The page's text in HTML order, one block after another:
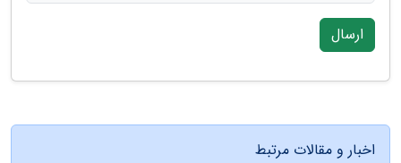
ارسال
اخبار و مقالات مرتبط